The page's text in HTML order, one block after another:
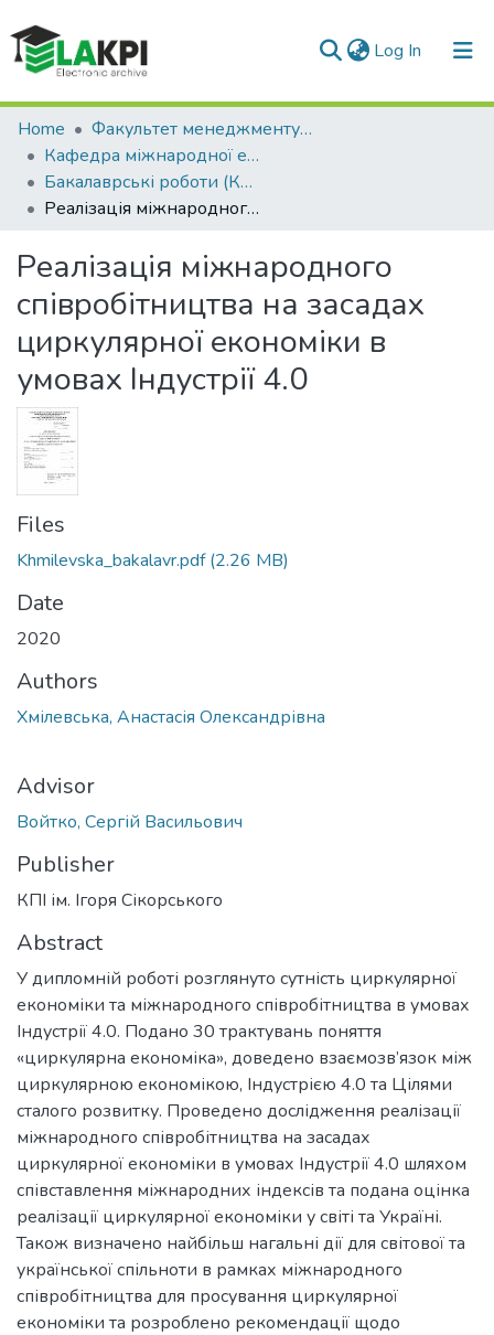
Log In (current)
Communities & Collections
All of DSpace
Statistics
Home
Факультет менеджменту та маркетингу (ФММ)
Кафедра міжнародної економіки (КМЕ)
Бакалаврські роботи (КМЕ)
Реалізація міжнародного співробітництва на засадах циркулярної економіки в умовах Індустрії 4.0
Реалізація міжнародного
співробітництва на засадах
циркулярної економіки в
умовах Індустрії 4.0
Files
Khmilevska_bakalavr.pdf(2.26 MB)
Date
2020
Authors
Хмілевська, Анастасія Олександрівна
Advisor
Войтко, Сергій Васильович
Publisher
КПІ ім. Ігоря Сікорського
Abstract
У дипломній роботі розглянуто сутність циркулярної
економіки та міжнародного співробітництва в умовах
Індустрії 4.0. Подано 30 трактувань поняття
«циркулярна економіка», доведено взаємозв’язок між
циркулярною економікою, Індустрією 4.0 та Цілями
сталого розвитку. Проведено дослідження реалізації
міжнародного співробітництва на засадах
циркулярної економіки в умовах Індустрії 4.0 шляхом
співставлення міжнародних індексів та подана оцінка
реалізації циркулярної економіки у світі та Україні.
Також визначено найбільш нагальні дії для світової та
української спільноти в рамках міжнародного
співробітництва для просування циркулярної
економіки та розроблено рекомендації щодо